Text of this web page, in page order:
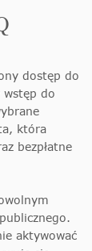
dostęp do
wstęp do
która
bezpłatne
aktywować